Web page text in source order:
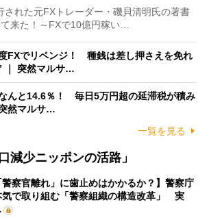
れた元FXトレーダー・磯貝清明氏の著書
て来た！～FXで10億円稼い…
度FXでリベンジ！ 種銭は差し押さえを免れ
｜ 突然マルサ…
なんと14.6％！ 毎日5万円超の延滞税が積み
然マルサ…
一覧を見る
減少ニッポンの活路」
警察官離れ」に歯止めはかかるか？】警察庁
気で取り組む「警察組織の構造改革」 実